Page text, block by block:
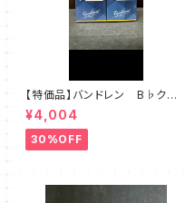
【特価品】バンドレン B♭クラリ
ネット 【V21】
¥4,004
30%OFF